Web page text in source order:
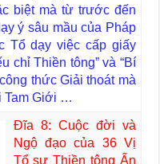
biệt mà từ trước đến
ý sâu mầu của Pháp
Tổ dạy việc cấp giấy
chỉ Thiền tông” và “Bí
thức Giải thoát mà
Tam Giới …
Đĩa 8: Cuộc đời và
Ngộ đạo của 36 Vị
Tổ sư Thiền tông Ấn